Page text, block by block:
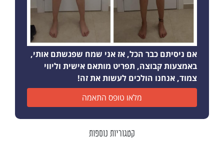
אם ניסיתם כבר הכל, אז אני שמח שפגשתם אותי,
באמצעות קבוצה, תפריט מותאם אישית וליווי
צמוד, אנחנו הולכים לעשות את זה!
מלאו טופס התאמה
קטגוריות נוספות